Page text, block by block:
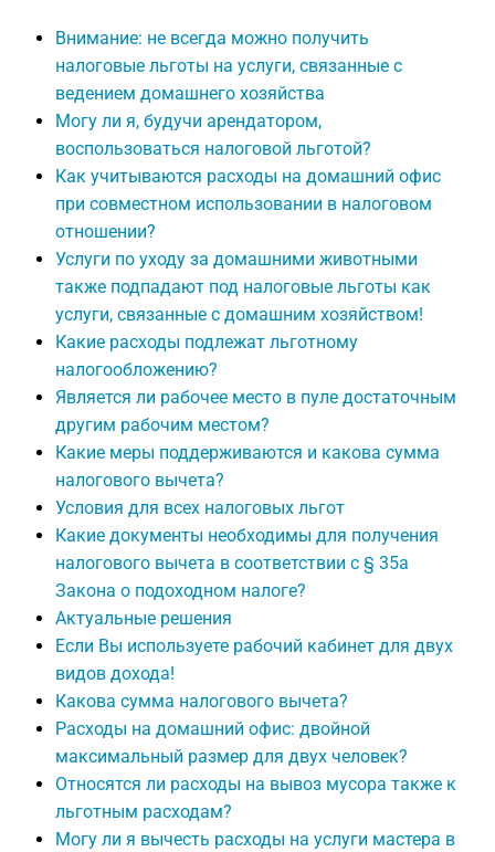
Внимание: не всегда можно получить
налоговые льготы на услуги, связанные с
ведением домашнего хозяйства
Могу ли я, будучи арендатором,
воспользоваться налоговой льготой?
Как учитываются расходы на домашний офис
при совместном использовании в налоговом
отношении?
Услуги по уходу за домашними животными
также подпадают под налоговые льготы как
услуги, связанные с домашним хозяйством!
Какие расходы подлежат льготному
налогообложению?
Является ли рабочее место в пуле достаточным
другим рабочим местом?
Какие меры поддерживаются и какова сумма
налогового вычета?
Условия для всех налоговых льгот
Какие документы необходимы для получения
налогового вычета в соответствии с § 35a
Закона о подоходном налоге?
Актуальные решения
Если Вы используете рабочий кабинет для двух
видов дохода!
Какова сумма налогового вычета?
Расходы на домашний офис: двойной
максимальный размер для двух человек?
Относятся ли расходы на вывоз мусора также к
льготным расходам?
Могу ли я вычесть расходы на услуги мастера в